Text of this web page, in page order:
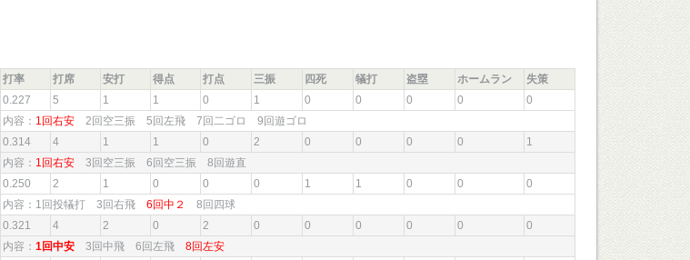
打率 打席 安打 得点 打点 三振 四死 犠打 盗塁 ホームラン 失策
0.227 5 1 1 0 1 0 0 0 0
0
内容： 1回右安 2回空三振 5回左飛 7回二ゴロ 9回遊ゴロ
0.314 4 1 1 0 2 0 0 0 0
1
内容： 1回右安 3回空三振 6回空三振 8回遊直
0.250 2 1 0 0 0 1 1 0 0
0
内容：1回投犠打 3回右飛 6回中２ 8回四球
0.321 4 2 0 2 0 0 0 0 0
0
内容： 1回中安 3回中飛 6回左飛 8回左安